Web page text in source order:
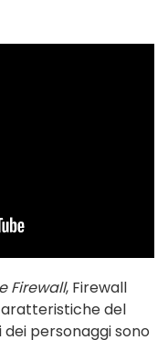
Firewall, Firewall
del
dei personaggi sono